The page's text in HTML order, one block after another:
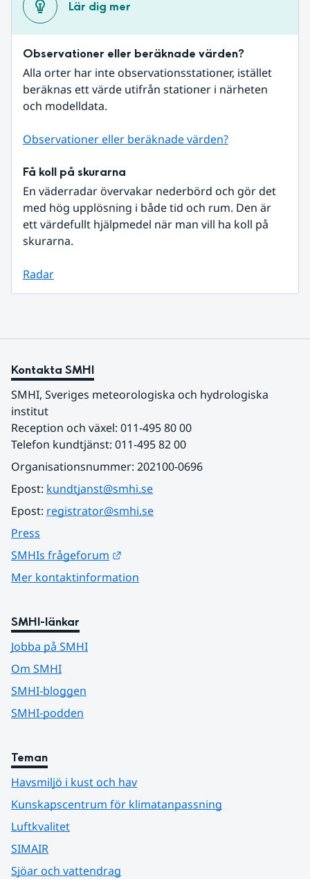
Lär dig mer
Observationer eller beräknade värden?
Alla orter har inte observationsstationer, istället
beräknas ett värde utifrån stationer i närheten
och modelldata.
Observationer eller beräknade värden?
Få koll på skurarna
En väderradar övervakar nederbörd och gör det
med hög upplösning i både tid och rum. Den är
ett värdefullt hjälpmedel när man vill ha koll på
skurarna.
Radar
Kontakta SMHI
SMHI, Sveriges meteorologiska och hydrologiska
institut
Reception och växel: 011-495 80 00
Telefon kundtjänst: 011-495 82 00
Organisationsnummer: 202100-0696
Epost: kundtjanst@smhi.se
Epost: registrator@smhi.se
Press
SMHIs frågeforum
Mer kontaktinformation
SMHI-länkar
Jobba på SMHI
Om SMHI
SMHI-bloggen
SMHI-podden
Teman
Havsmiljö i kust och hav
Kunskapscentrum för klimatanpassning
Luftkvalitet
SIMAIR
Sjöar och vattendrag